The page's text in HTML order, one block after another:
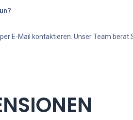
E-Mail kontaktieren. Unser Team berät